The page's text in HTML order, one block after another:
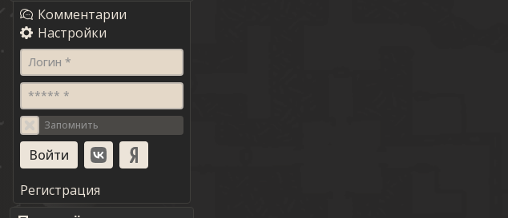
Комментарии
Настройки
Логин *
***** *
Запомнить
Регистрация